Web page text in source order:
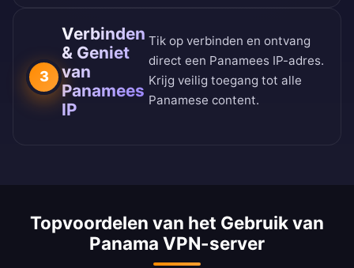
3
Verbinden
& Geniet
van
Panamees
IP
Tik op verbinden en ontvang
direct een Panamees IP-adres.
Krijg veilig toegang tot alle
Panamese content.
Topvoordelen van het Gebruik van
Panama VPN-server